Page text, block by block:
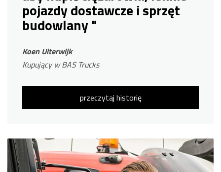
pojazdy dostawcze i sprzęt
budowlany "
Koen Uiterwijk
Kupujący w BAS Trucks
przeczytaj historię